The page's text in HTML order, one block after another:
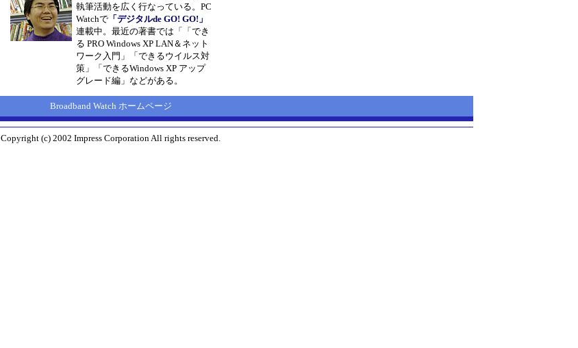
執筆活動を広く行なっている。PC
Watchで「デジタルde GO! GO!」
連載中。最近の著書では「「でき
る PRO Windows XP LAN＆ネット
ワーク入門」「できるウイルス対
策」「できるWindows XP アップ
グレード編」などがある。
Broadband Watch ホームページ
Copyright (c) 2002 Impress Corporation All rights reserved.